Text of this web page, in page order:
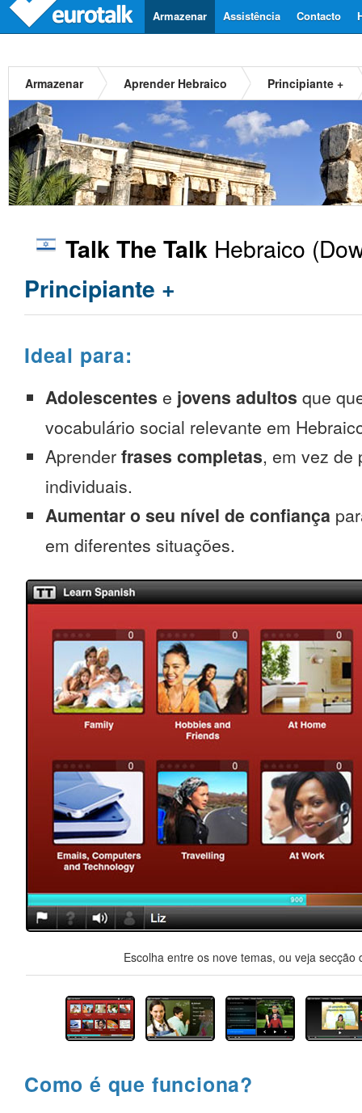
Contacto
Assistência
Armazenar
Armazenar Aprender Hebraico Principiante +
Talk The Talk Hebraico
Principiante +
Ideal para:
Adolescentes e jovens adultos que
vocabulário social relevante em
Aprender frases completas, em vez de
individuais.
Aumentar o seu nível de confiança
em diferentes situações.
Escolha entre os nove temas, ou veja secção
Como é que funciona?